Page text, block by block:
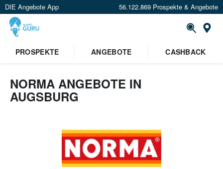
DIE Angebote App 56.122.869 Prospekte & Angebote
PROSPEKTE
ANGEBOTE CASHBACK
NORMA ANGEBOTE IN
AUGSBURG